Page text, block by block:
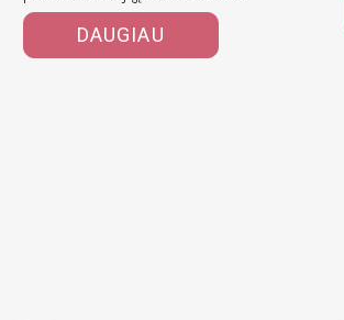
metų biudžetą. Šis pajamų ir
išlaidų…DAUGIAU